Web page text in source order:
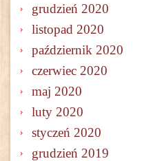
grudzień 2020
listopad 2020
październik 2020
czerwiec 2020
maj 2020
luty 2020
styczeń 2020
grudzień 2019